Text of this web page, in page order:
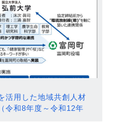
活用した地域共創人材
令和8年度～令和12年